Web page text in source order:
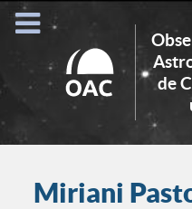
de
Search
for:
Miriani